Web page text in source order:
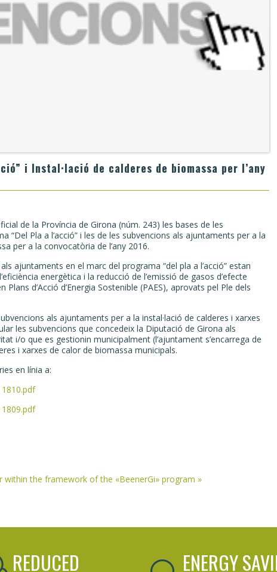
i Instal·lació de calderes de biomassa per l’any
de la Província de Girona (núm. 243) les bases de les
Pla a l’acció” i les de les subvencions als ajuntaments per a la
per a la convocatòria de l’any 2016.
ajuntaments en el marc del programa “del pla a l’acció” estan
energètica i la reducció de l’emissió de gasos d’efecte
d’Acció d’Energia Sostenible (PAES), aprovats pel Ple dels
als ajuntaments per a la instal·lació de calderes i xarxes
les subvencions que concedeix la Diputació de Girona als
i/o que es gestionin municipalment (l’ajuntament s’encarrega de
i xarxes de calor de biomassa municipals.
en línia a:
the framework of the «BeenerGi» program »
REDUCED ENERGY